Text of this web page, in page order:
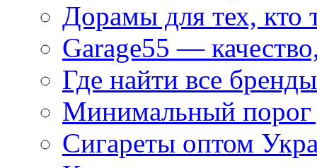
Дорамы для тех, кто
Garage55 —
Где найти все
Минимальный порог
Сигареты оптом